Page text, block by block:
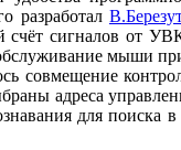
разработал
счёт сигналов от
мыши
совмещение
адреса
для